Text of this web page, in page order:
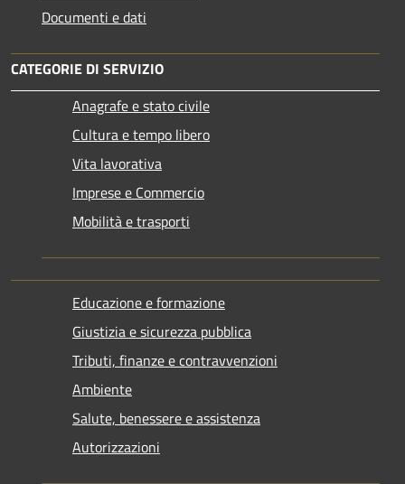
Documenti e dati
CATEGORIE DI SERVIZIO
Anagrafe e stato civile
Cultura e tempo libero
Vita lavorativa
Imprese e Commercio
Mobilità e trasporti
Educazione e formazione
Giustizia e sicurezza pubblica
Tributi, finanze e contravvenzioni
Ambiente
Salute, benessere e assistenza
Autorizzazioni